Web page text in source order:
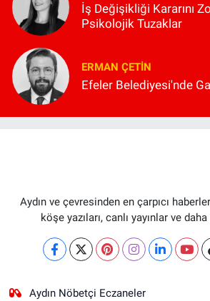
İş Değişikliği Kararını
Psikolojik Tuzaklar
ERMAN ÇETIN
Efeler Belediyesi'nde
Aydın ve çevresinden en çarpıcı
köşe yazıları, canlı yayınlar ve
Aydın Nöbetçi Eczaneler